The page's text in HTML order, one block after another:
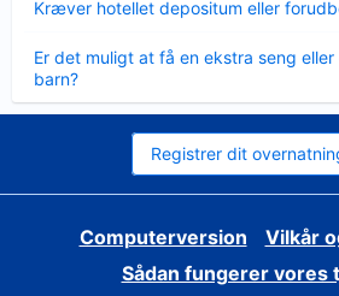
Kræver hotellet depositum eller
Er det muligt at få en ekstra seng
barn?
Registrer dit
Computerversion
Vilkår
Sådan fungerer vores